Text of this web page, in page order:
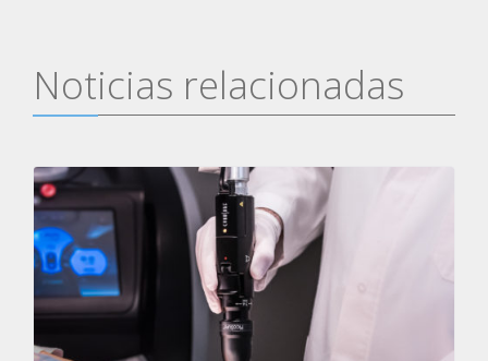
Noticias relacionadas